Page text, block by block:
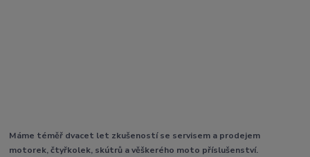
Máme téměř dvacet let zkušeností se servisem a prodejem
motorek, čtyřkolek, skútrů a věškerého moto příslušenství.